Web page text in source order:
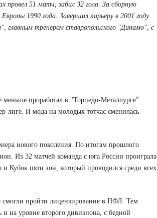
провел 51 матч, забил 32 гола. За сборную
1990 года. Завершил карьеру в 2001 году.
главным тренером ставропольского "Динамо", с
проработал в "Торпедо-Металлурге"
лиге. И мода на молодых тотчас сменилась
нового поколения. По итогам прошлого
Из 32 матчей команда с юга России проиграла
Кубок пяти зон, который проводился среди всех
смогли пройти лицензирование в ПФЛ. Тем
и на уровне второго дивизиона, с бедной